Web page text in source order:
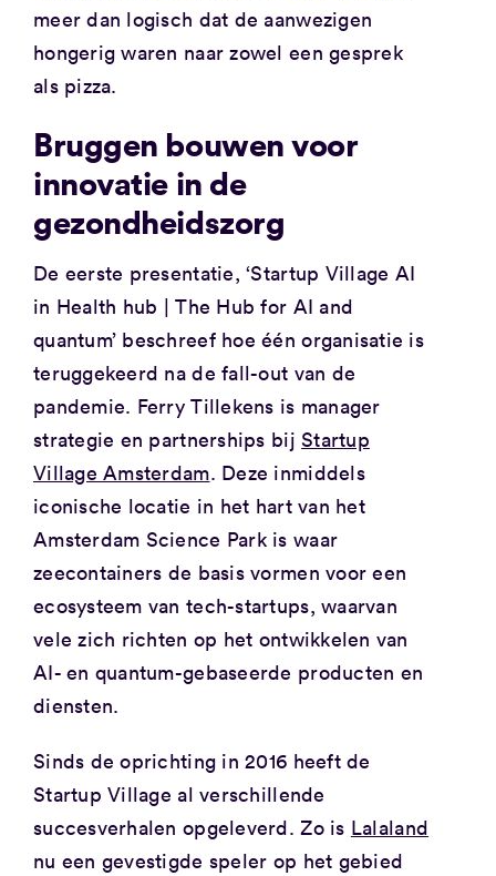
meer dan logisch dat de aanwezigen
hongerig waren naar zowel een gesprek
als pizza.
Bruggen bouwen voor
innovatie in de
gezondheidszorg
De eerste presentatie, ‘Startup Village AI
in Health hub | The Hub for AI and
quantum’ beschreef hoe één organisatie is
teruggekeerd na de fall-out van de
pandemie. Ferry Tillekens is manager
strategie en partnerships bijStartup
Village Amsterdam. Deze inmiddels
iconische locatie in het hart van het
Amsterdam Science Park is waar
zeecontainers de basis vormen voor een
ecosysteem van tech-startups, waarvan
vele zich richten op het ontwikkelen van
AI- en quantum-gebaseerde producten en
diensten.
Sinds de oprichting in 2016 heeft de
Startup Village al verschillende
succesverhalen opgeleverd. Zo is Lalaland
nu een gevestigde speler op het gebied